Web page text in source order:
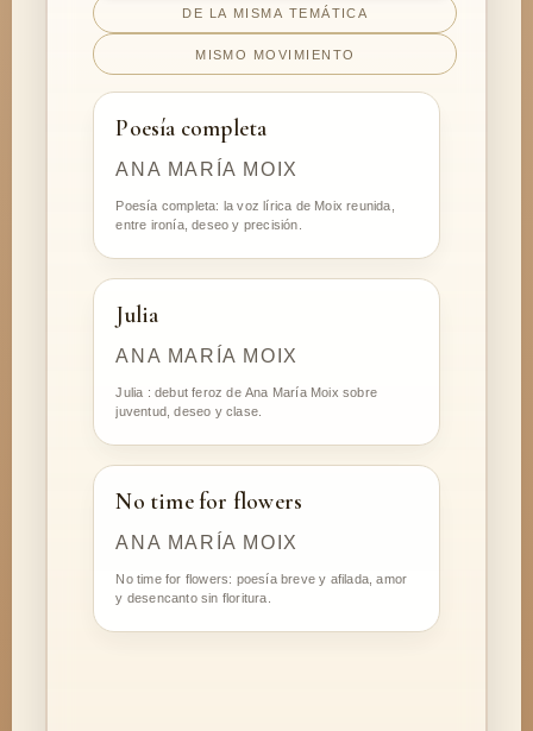
DE LA MISMA TEMÁTICA
MISMO MOVIMIENTO
Poesía completa
ANA MARÍA MOIX
Poesía completa: la voz lírica de Moix reunida,
entre ironía, deseo y precisión.
Julia
ANA MARÍA MOIX
Julia : debut feroz de Ana María Moix sobre
juventud, deseo y clase.
No time for flowers
ANA MARÍA MOIX
No time for flowers: poesía breve y afilada, amor
y desencanto sin floritura.